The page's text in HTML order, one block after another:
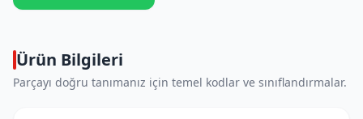
Ürün Bilgileri
Parçayı doğru tanımanız için temel kodlar ve sınıflandırmalar.